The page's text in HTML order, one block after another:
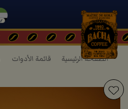
الصفحة الرئيسية قائمة الأدوات